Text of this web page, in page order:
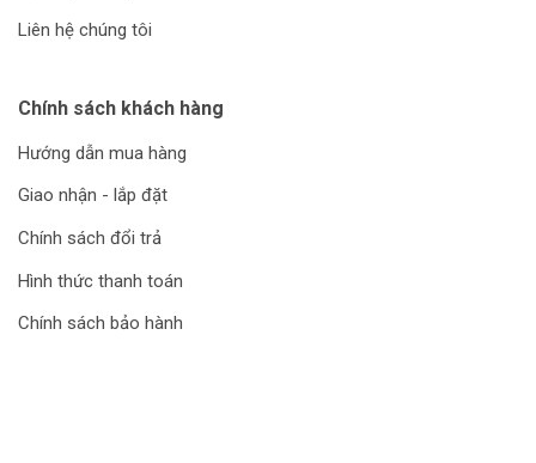
Liên hệ chúng tôi
Chính sách khách hàng
Hướng dẫn mua hàng
Giao nhận - lắp đặt
Chính sách đổi trả
Hình thức thanh toán
Chính sách bảo hành